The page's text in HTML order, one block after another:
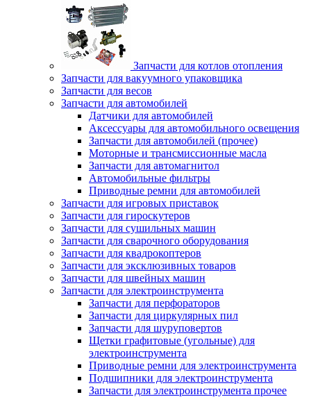
Запчасти для котлов отопления
Запчасти для вакуумного упаковщика
Запчасти для весов
Запчасти для автомобилей
Датчики для автомобилей
Аксессуары для автомобильного освещения
Запчасти для автомобилей (прочее)
Моторные и трансмиссионные масла
Запчасти для автомагнитол
Автомобильные фильтры
Приводные ремни для автомобилей
Запчасти для игровых приставок
Запчасти для гироскутеров
Запчасти для сушильных машин
Запчасти для сварочного оборудования
Запчасти для квадрокоптеров
Запчасти для эксклюзивных товаров
Запчасти для швейных машин
Запчасти для электроинструмента
Запчасти для перфораторов
Запчасти для циркулярных пил
Запчасти для шуруповертов
Щетки графитовые (угольные) для
электроинструмента
Приводные ремни для электроинструмента
Подшипники для электроинструмента
Запчасти для электроинструмента прочее